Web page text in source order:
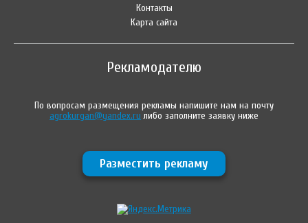
Контакты
Карта сайта
Рекламодателю
По вопросам размещения рекламы напишите нам на почту
agrokurgan@yandex.ru либо заполните заявку ниже
Разместить рекламу